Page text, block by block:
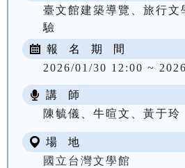
臺文館建築導覽、旅行文
驗
報 名 期 間
2026/01/30 12:00 ~
講 師
陳毓儀、牛暄文、黃于玲
場 地
國立台灣文學館